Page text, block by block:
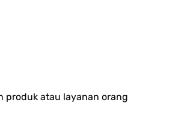
produk atau layanan orang